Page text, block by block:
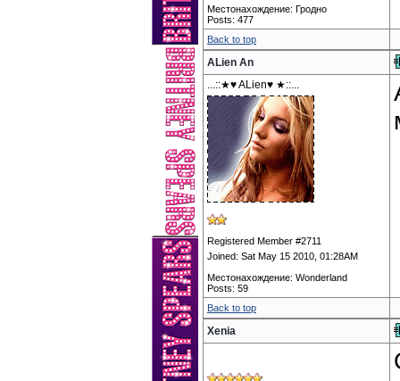
Местонахождение: Гродно
Posts: 477
Back to top
ALien An
...::★♥ ALien♥ ★::...
Registered Member #2711
Joined: Sat May 15 2010, 01:28AM
Местонахождение: Wonderland
Posts: 59
Back to top
Xenia